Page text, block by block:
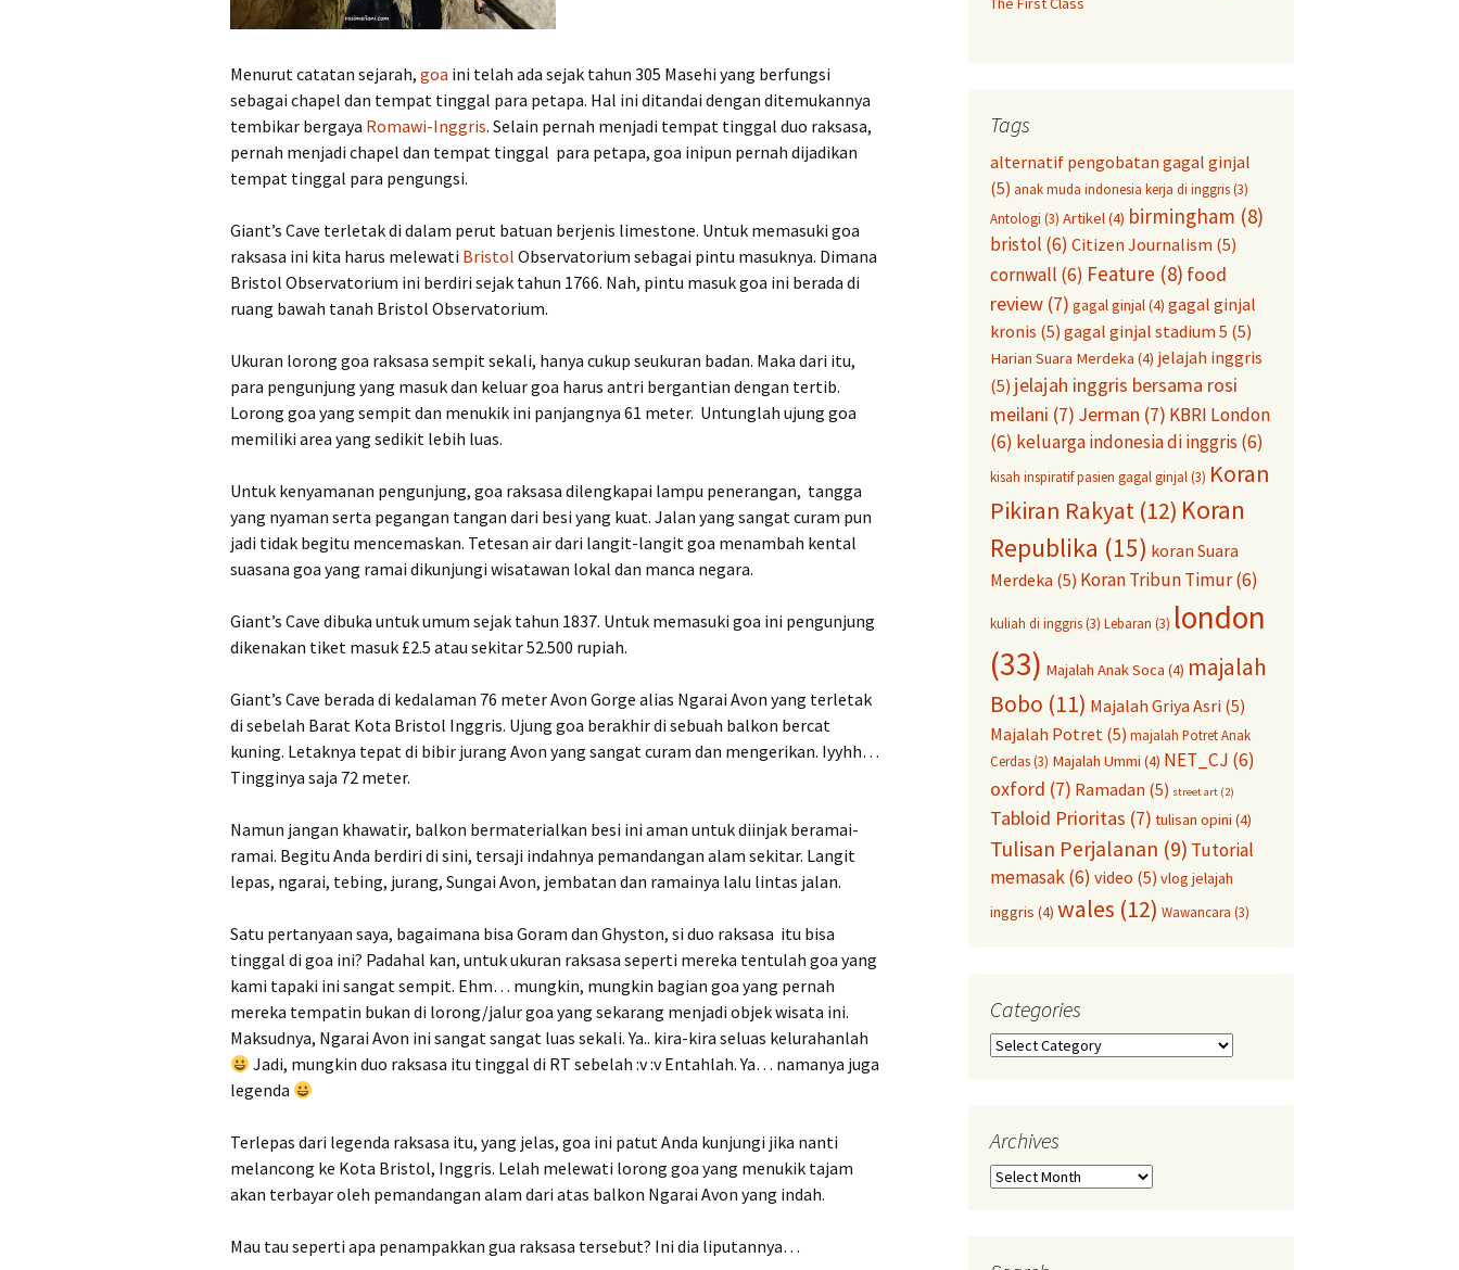
Menurut catatan sejarah, goa ini telah ada sejak tahun 305 Masehi yang berfungsi
sebagai chapel dan tempat tinggal para petapa. Hal ini ditandai dengan ditemukannya
tembikar bergaya Romawi-Inggris. Selain pernah menjadi tempat tinggal duo raksasa,
pernah menjadi chapel dan tempat tinggal para petapa, goa inipun pernah dijadikan
tempat tinggal para pengungsi.
Giant’s Cave terletak di dalam perut batuan berjenis limestone. Untuk memasuki goa
raksasa ini kita harus melewati Bristol Observatorium sebagai pintu masuknya. Dimana
Bristol Observatorium ini berdiri sejak tahun 1766. Nah, pintu masuk goa ini berada di
ruang bawah tanah Bristol Observatorium.
Ukuran lorong goa raksasa sempit sekali, hanya cukup seukuran badan. Maka dari itu,
para pengunjung yang masuk dan keluar goa harus antri bergantian dengan tertib.
Lorong goa yang sempit dan menukik ini panjangnya 61 meter. Untunglah ujung goa
memiliki area yang sedikit lebih luas.
Untuk kenyamanan pengunjung, goa raksasa dilengkapai lampu penerangan, tangga
yang nyaman serta pegangan tangan dari besi yang kuat. Jalan yang sangat curam pun
jadi tidak begitu mencemaskan. Tetesan air dari langit-langit goa menambah kental
suasana goa yang ramai dikunjungi wisatawan lokal dan manca negara.
Giant’s Cave dibuka untuk umum sejak tahun 1837. Untuk memasuki goa ini pengunjung
dikenakan tiket masuk £2.5 atau sekitar 52.500 rupiah.
Giant’s Cave berada di kedalaman 76 meter Avon Gorge alias Ngarai Avon yang terletak
di sebelah Barat Kota Bristol Inggris. Ujung goa berakhir di sebuah balkon bercat
kuning. Letaknya tepat di bibir jurang Avon yang sangat curam dan mengerikan. Iyyhh…
Tingginya saja 72 meter.
Namun jangan khawatir, balkon bermaterialkan besi ini aman untuk diinjak beramai-
ramai. Begitu Anda berdiri di sini, tersaji indahnya pemandangan alam sekitar. Langit
lepas, ngarai, tebing, jurang, Sungai Avon, jembatan dan ramainya lalu lintas jalan.
Satu pertanyaan saya, bagaimana bisa Goram dan Ghyston, si duo raksasa itu bisa
tinggal di goa ini? Padahal kan, untuk ukuran raksasa seperti mereka tentulah goa yang
kami tapaki ini sangat sempit. Ehm… mungkin, mungkin bagian goa yang pernah
mereka tempatin bukan di lorong/jalur goa yang sekarang menjadi objek wisata ini.
Maksudnya, Ngarai Avon ini sangat sangat luas sekali. Ya.. kira-kira seluas kelurahanlah
Jadi, mungkin duo raksasa itu tinggal di RT sebelah :v :v Entahlah. Ya… namanya juga
legenda
Terlepas dari legenda raksasa itu, yang jelas, goa ini patut Anda kunjungi jika nanti
melancong ke Kota Bristol, Inggris. Lelah melewati lorong goa yang menukik tajam
akan terbayar oleh pemandangan alam dari atas balkon Ngarai Avon yang indah.
Mau tau seperti apa penampakkan gua raksasa tersebut? Ini dia liputannya…
Tags
alternatif pengobatan gagal ginjal
(5) anak muda indonesia kerja di inggris(3)
Antologi (3) Artikel(4) birmingham (8)
bristol (6) Citizen Journalism (5)
cornwall (6) Feature (8) food
review (7) gagal ginjal(4) gagal ginjal
kronis (5) gagal ginjal stadium 5 (5)
Harian Suara Merdeka (4) jelajah inggris
(5) jelajah inggris bersama rosi
meilani (7) Jerman (7) KBRI London
(6) keluarga indonesia di inggris(6)
kisah inspiratif pasien gagal ginjal (3) Koran
Pikiran Rakyat (12) Koran
Republika (15) koran Suara
Merdeka (5) Koran Tribun Timur(6)
kuliah di inggris(3) Lebaran (3) london
(33) Majalah Anak Soca (4) majalah
Bobo (11) Majalah Griya Asri (5)
Majalah Potret (5) majalah Potret Anak
Cerdas(3) Majalah Ummi (4) NET_CJ (6)
oxford (7) Ramadan (5) street art (2)
Tabloid Prioritas (7) tulisan opini (4)
Tulisan Perjalanan (9) Tutorial
memasak(6) video (5) vlog jelajah
inggris (4) wales (12) Wawancara (3)
Categories
Categories
Archives
Archives